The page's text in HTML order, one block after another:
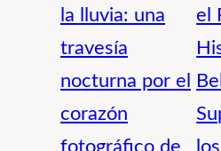
la lluvia: una
travesía
nocturna por el
corazón
fotográfico de
el